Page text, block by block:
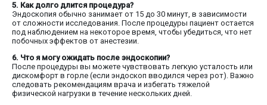
5. Как долго длится процедура?
Эндоскопия обычно занимает от 15 до 30 минут, в зависимости
от сложности исследования. После процедуры пациент остается
под наблюдением на некоторое время, чтобы убедиться, что нет
побочных эффектов от анестезии.
6. Что я могу ожидать после эндоскопии?
После процедуры вы можете чувствовать легкую усталость или
дискомфорт в горле (если эндоскоп вводился через рот). Важно
следовать рекомендациям врача и избегать тяжелой
физической нагрузки в течение нескольких дней.